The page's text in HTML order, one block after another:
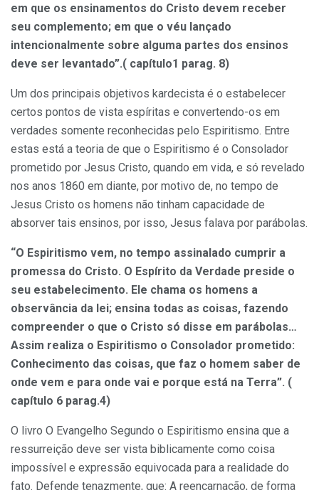
em que os ensinamentos do Cristo devem receber
seu complemento; em que o véu lançado
intencionalmente sobre alguma partes dos ensinos
deve ser levantado”.( capítulo1 parag. 8)
Um dos principais objetivos kardecista é o estabelecer
certos pontos de vista espíritas e convertendo-os em
verdades somente reconhecidas pelo Espiritismo. Entre
estas está a teoria de que o Espiritismo é o Consolador
prometido por Jesus Cristo, quando em vida, e só revelado
nos anos 1860 em diante, por motivo de, no tempo de
Jesus Cristo os homens não tinham capacidade de
absorver tais ensinos, por isso, Jesus falava por parábolas.
“O Espiritismo vem, no tempo assinalado cumprir a
promessa do Cristo. O Espírito da Verdade preside o
seu estabelecimento. Ele chama os homens a
observância da lei; ensina todas as coisas, fazendo
compreender o que o Cristo só disse em parábolas…
Assim realiza o Espiritismo o Consolador prometido:
Conhecimento das coisas, que faz o homem saber de
onde vem e para onde vai e porque está na Terra”. (
capítulo 6 parag.4)
O livro O Evangelho Segundo o Espiritismo ensina que a
ressurreição deve ser vista biblicamente como coisa
impossível e expressão equivocada para a realidade do
fato. Defende tenazmente, que: A reencarnação, de forma